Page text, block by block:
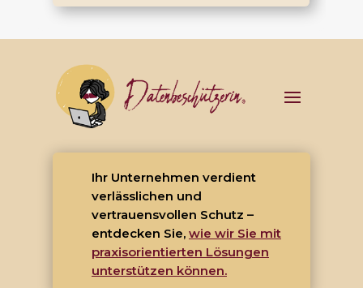
Ihr Unternehmen verdient
verlässlichen und
vertrauensvollen Schutz –
entdecken Sie, wie wir Sie mit
praxisorientierten Lösungen
unterstützen können.